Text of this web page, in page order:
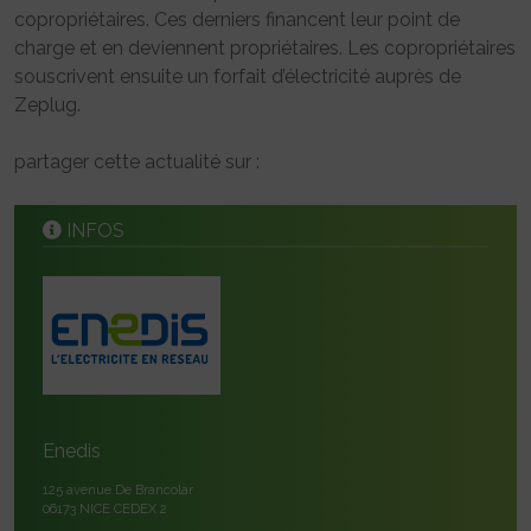
copropriétaires. Ces derniers financent leur point de
charge et en deviennent propriétaires. Les copropriétaires
souscrivent ensuite un forfait d’électricité auprès de
Zeplug.
partager cette actualité sur :
INFOS
Enedis
125 avenue De Brancolar
06173 NICE CEDEX 2